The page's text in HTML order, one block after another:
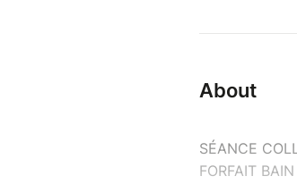
About
SÉANCE
FORFAIT